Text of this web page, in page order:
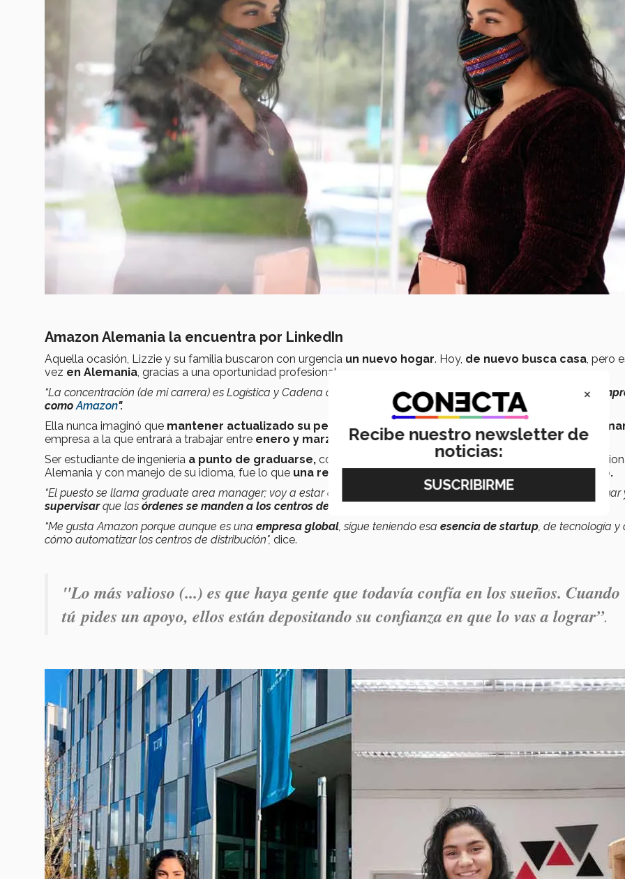
Amazon Alemania la encuentra por LinkedIn
Aquella ocasión, Lizzie y su familia buscaron con urgencia un nuevo hogar. Hoy, de nuevo busca casa, pero
vez en Alemania, gracias a una oportunidad profesional.
“La concentración (de mi carrera) es Logística y Cadena de Suministro, por lo quemi intención era trabajar en
comoAmazon".
Ella nunca imaginó que mantener actualizado su perfil de LinkedIn le abriría las puertas deAmazon
empresa a la que entrará a trabajar entre enero y marzo de 2022.
Ser estudiante de ingeniería a punto de graduarse, con conocimientos de logística, con experiencia
Alemania y con manejo de su idioma, fue lo que una reclutadora detectó en ella para ofrecerle trabajo.
“El puesto se llama graduate area manager; voy a estar a cargo de un equipo de operarios y nos vamos a encargar
supervisarque las órdenes se manden a los centros de distribución y lleguen al cliente final
“Me gusta Amazon porque aunque es una empresa global, sigue teniendo esa esencia de startup, de tecnología y
cómo automatizar los centros de distribución", dice.
"Lo más valioso (...) es que haya gente que todavía confía en los sueños. Cuando
tú pides un apoyo, ellos están depositando su confianza en que lo vas a lograr”.
×
Recibe nuestro newsletter de
noticias: